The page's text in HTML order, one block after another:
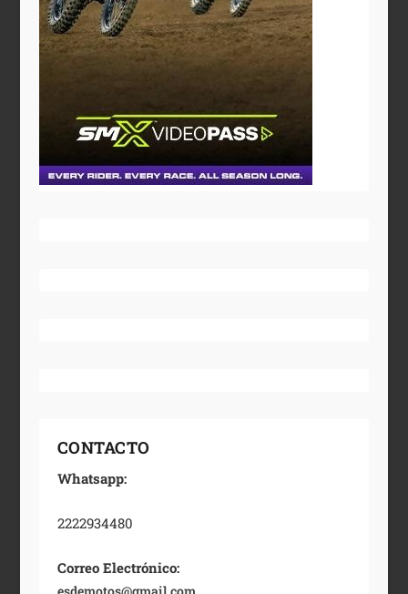
CONTACTO
Whatsapp:
2222934480
Correo Electrónico: